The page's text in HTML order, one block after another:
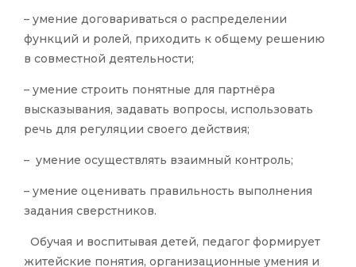
– умение договариваться о распределении
функций и ролей, приходить к общему решению
в совместной деятельности;
– умение строить понятные для партнёра
высказывания, задавать вопросы, использовать
речь для регуляции своего действия;
– умение осуществлять взаимный контроль;
– умение оценивать правильность выполнения
задания сверстников.
Обучая и воспитывая детей, педагог формирует
житейские понятия, организационные умения и